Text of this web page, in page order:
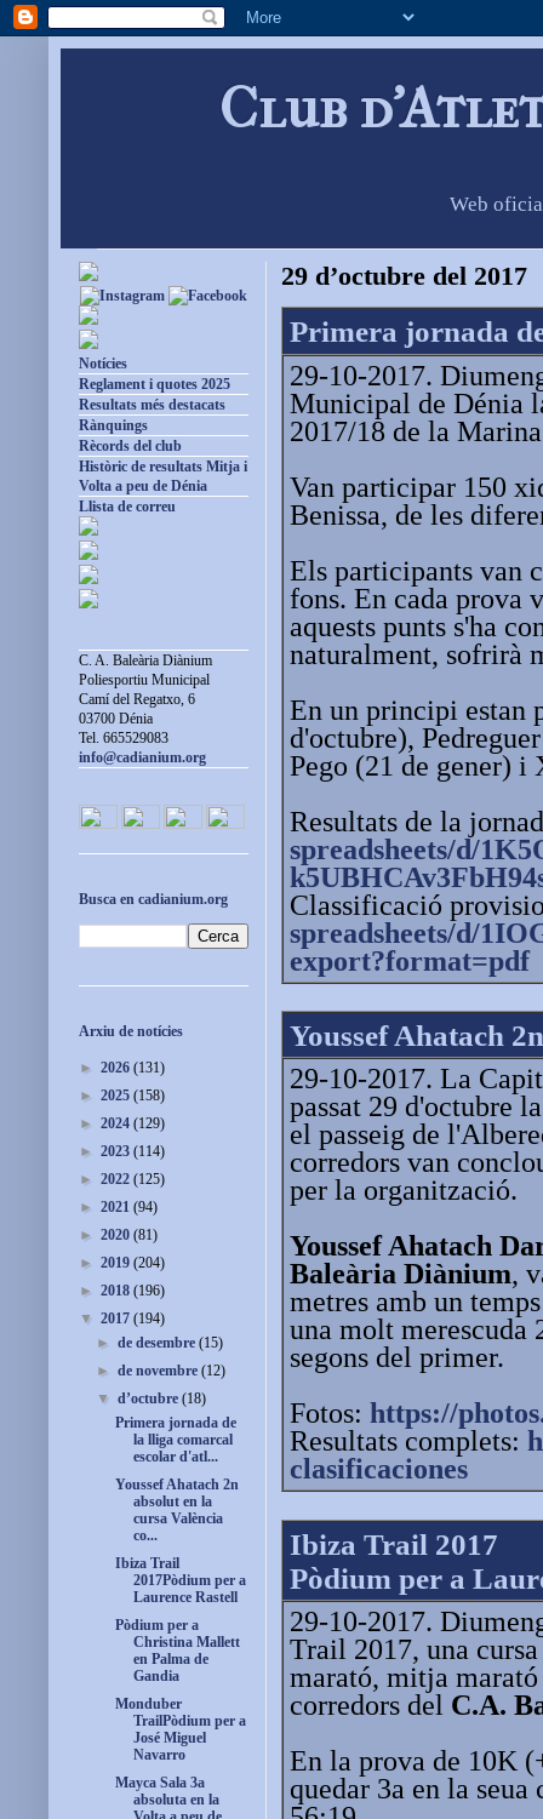
Club
Web
29 d’octubre del 2017
Primera jornada
29-10-2017.
Municipal de Dénia
2017/18 de la
Van participar 150
Benissa, de les
Els participants van
fons. En cada prova
aquests punts s'ha
naturalment, sofrirà
En un principi estan
d'octubre),
Pego (21 de gener) i
Resultats de la
spreadsheets/d/
Classificació
spreadsheets/d/
export?format=pdf
Youssef Ahatach
29-10-2017. La
passat 29 d'octubre
el passeig de
corredors van
per la organització.
Youssef Ahatach
Baleària Diànium,
metres amb un
una molt merescuda
segons del primer.
Fotos: https://
Resultats complets:
clasificaciones
Ibiza Trail 2017
Pòdium per a
29-10-2017.
Trail 2017, una
marató, mitja
corredors del C.A.
En la prova de 10K
quedar 3a en la
Notícies
Reglament i quotes 2025
Resultats més destacats
Rànquings
Rècords del club
Històric de resultats Mitja i
Volta a peu de Dénia
Llista de correu
C. A. Baleària Diànium
Poliesportiu Municipal
Camí del Regatxo, 6
03700 Dénia
Tel. 665529083
info@cadianium.org
Busca en cadianium.org
Arxiu de notícies
► 2026 (131)
► 2025 (158)
► 2024 (129)
► 2023 (114)
► 2022 (125)
► 2021 (94)
► 2020 (81)
► 2019 (204)
► 2018 (196)
▼ 2017 (194)
►de desembre(15)
►de novembre(12)
▼d’octubre(18)
Primera jornada de
la lliga comarcal
escolar d'atl...
Youssef Ahatach 2n
absolut en la
cursa València
co...
Ibiza Trail
2017Pòdium per a
Laurence Rastell
Pòdium per a
Christina Mallett
en Palma de
Gandia
Monduber
TrailPòdium per a
José Miguel
Navarro
Mayca Sala 3a
absoluta en la